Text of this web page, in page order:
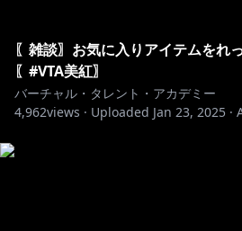
〖雑談〗お気に入りアイテムをれ
〖#VTA美紅〗
バーチャル・タレント・アカデミー
4,962views · Uploaded Jan 23, 2025 ·